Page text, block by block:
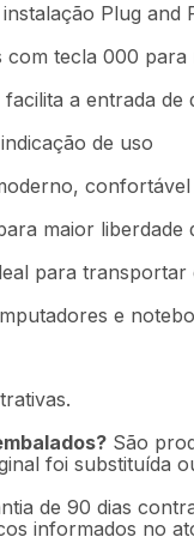
Plug and
com tecla 000 para
a entrada de
de uso
confortável
maior liberdade
para
e
São
foi substituída
de 90 dias
informados no